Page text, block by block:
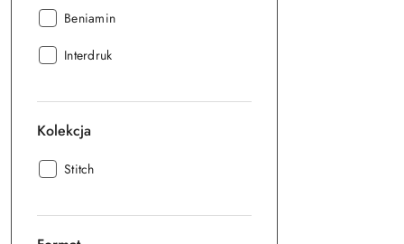
Producent:
Beniamin
Producent:
Interdruk
Kolekcja
Kolekcja:
Stitch